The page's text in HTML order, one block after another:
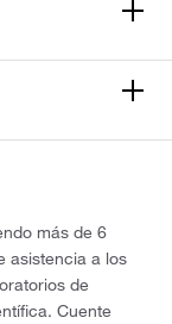
más de 6
asistencia a los
de
Cuente